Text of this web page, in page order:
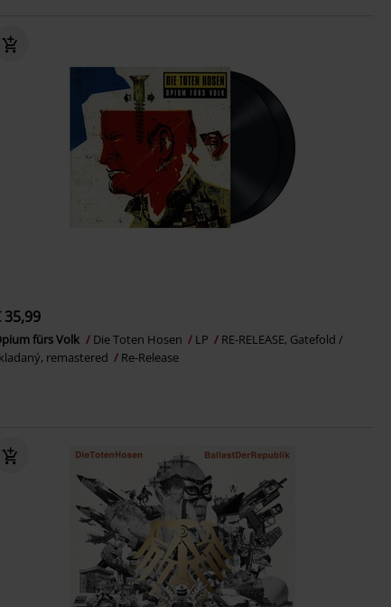
35,99
fürs Volk Die Toten Hosen LP
RE-RELEASE, Gatefold /
remastered
Re-Release